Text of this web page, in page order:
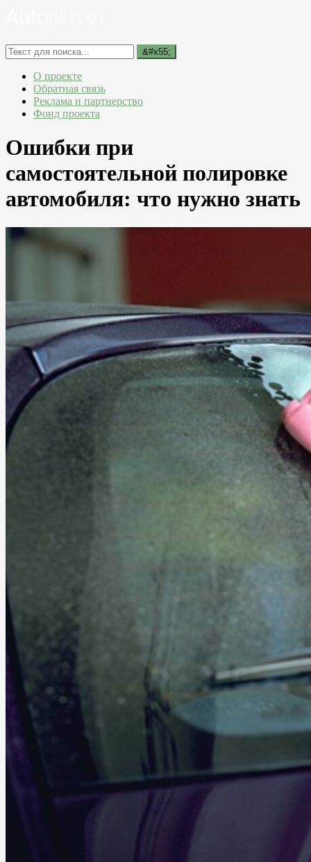
О проекте
Обратная связь
Реклама и партнерство
Фонд проекта
Ошибки при
самостоятельной полировке
автомобиля: что нужно знать